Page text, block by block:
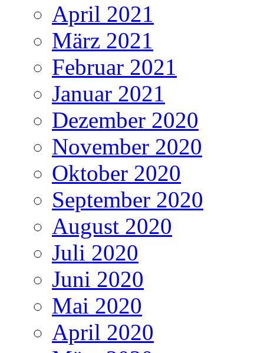
April 2021
März 2021
Februar 2021
Januar 2021
Dezember 2020
November 2020
Oktober 2020
September 2020
August 2020
Juli 2020
Juni 2020
Mai 2020
April 2020